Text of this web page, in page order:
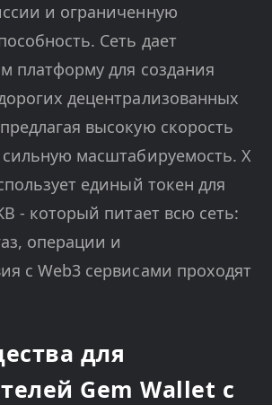
и ограниченную
Сеть дает
платформу для создания
децентрализованных
высокую скорость
масштабируемость. X
единый токен для
- который питает всю сеть:
операции и
с Web3 сервисами проходят
для
Gem Wallet с